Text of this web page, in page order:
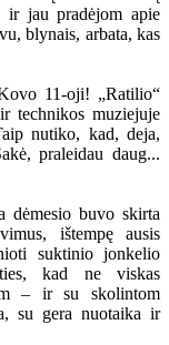
ir jau pradėjom apie
blynais, arbata, kas
11-oji! „Ratilio“
technikos muziejuje
nutiko, kad, deja,
praleidau daug...
dėmesio buvo skirta
ištempę ausis
suktinio jonkelio
kad ne viskas
– ir su skolintom
su gera nuotaika ir